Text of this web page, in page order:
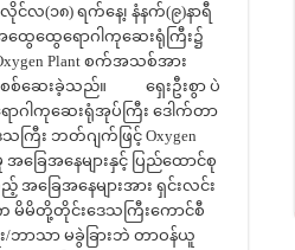
င်လ(၁၈) ရက်နေ့၊ နံနက်(၉)နာရီ
ထွေထွေရောဂါကုဆေးရုံကြီး၌
Plant စက်အသစ်အား
စစ်ဆေးခဲ့သည်။ ရှေးဦးစွာ ပဲ
ာဂါကုဆေးရုံအုပ်ကြီး ဒေါက်တာ
ြီး ဘတ်ဂျက်ဖြင့် Oxygen
ြေအနေများနှင့် ပြည်ထောင်စု
ခြေအနေများအား ရှင်းလင်း
က မိမိတို့တိုင်းဒေသကြီးကောင်စီ
/ဘာသာ မခွဲခြားဘဲ တာဝန်ယူ